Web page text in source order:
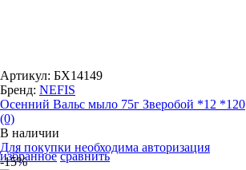
избранное сравнить
Артикул: БХ14149
Бренд: NEFIS
Осенний Вальс мыло 75г Зверобой *12 *120
(0)
В наличии
Для покупки необходима авторизация
-15%